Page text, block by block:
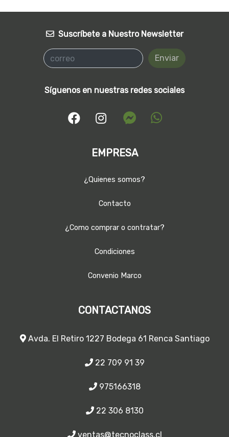
Suscríbete a Nuestro Newsletter
Enviar
Síguenos en nuestras redes sociales
EMPRESA
¿Quienes somos?
Contacto
¿Como comprar o contratar?
Condiciones
Convenio Marco
CONTACTANOS
Avda. El Retiro 1227 Bodega 61 Renca Santiago
22 709 91 39
975166318
22 306 8130
ventas@tecnoclass.cl